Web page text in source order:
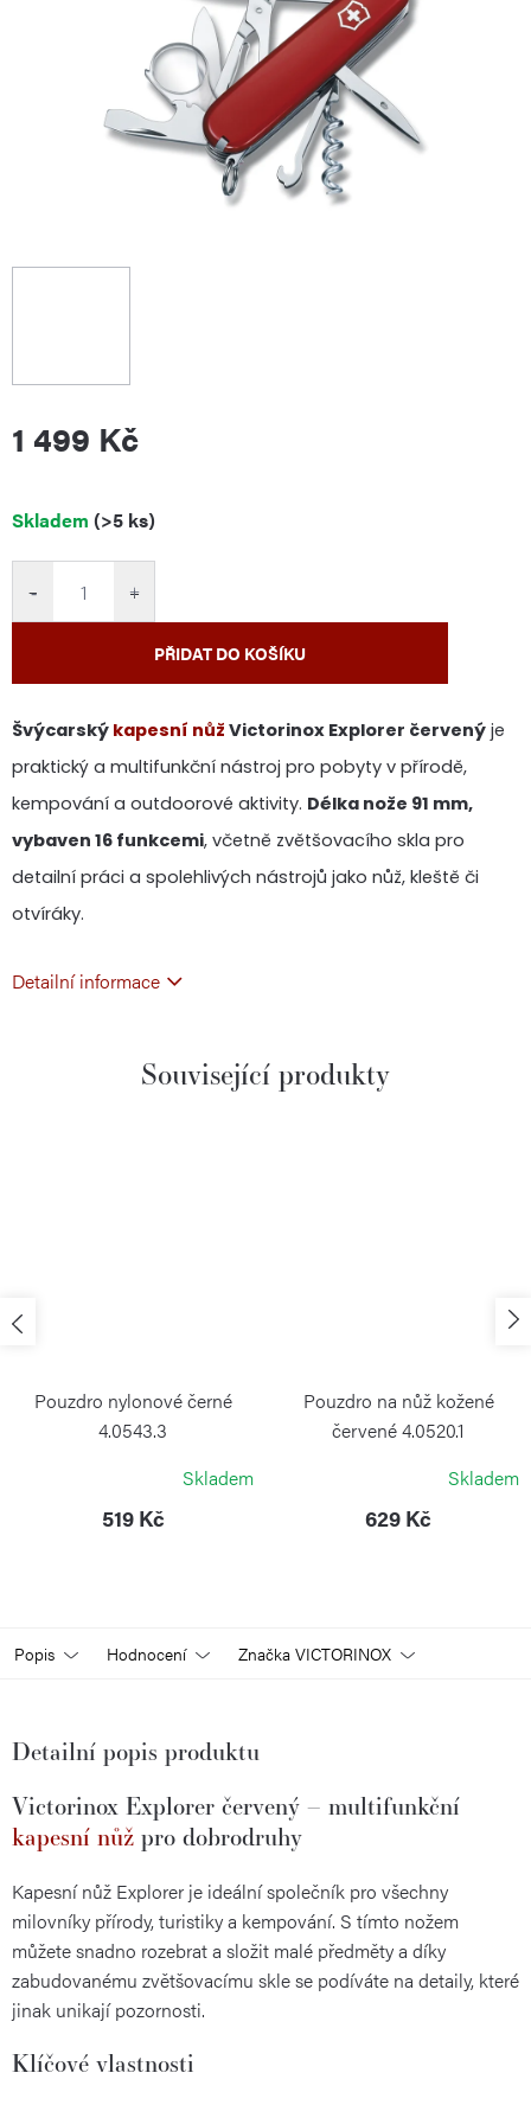
1 499 Kč
Měrná
Skladem (>5 ks)
+
−
PŘIDAT DO KOŠÍKU
Švýcarský kapesní nůž Victorinox Explorer červený je
praktický a multifunkční nástroj pro pobyty v přírodě,
kempování a outdoorové aktivity. Délka nože 91 mm,
vybaven 16 funkcemi, včetně zvětšovacího skla pro
detailní práci a spolehlivých nástrojů jako nůž, kleště či
otvíráky.
Detailní informace
Související produkty
Pouzdro nylonové černé
4.0543.3
Skladem
519 Kč
Pouzdro na nůž kožené
červené 4.0520.1
Skladem
629 Kč
Popis Hodnocení Značka VICTORINOX
Detailní popis produktu
Victorinox Explorer červený – multifunkční
kapesní nůž pro dobrodruhy
Kapesní nůž Explorer je ideální společník pro všechny
milovníky přírody, turistiky a kempování. S tímto nožem
můžete snadno rozebrat a složit malé předměty a díky
zabudovanému zvětšovacímu skle se podíváte na detaily, které
jinak unikají pozornosti.
Klíčové vlastnosti